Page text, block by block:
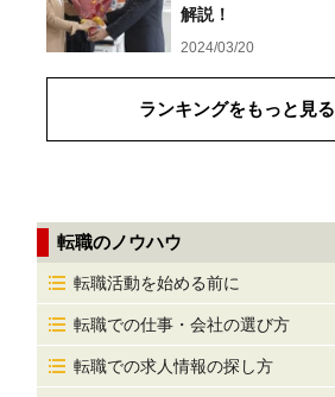
解説！
2024/03/20
ランキングをもっと見る
転職のノウハウ
転職活動を始める前に
転職での仕事・会社の選び方
転職での求人情報の探し方